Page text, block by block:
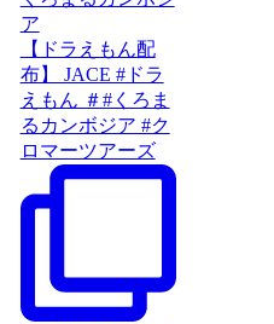
【ドラえもん配
布】 JACE #ドラ
えもん ＃#くろま
るカンボジア #ク
ロマーツアーズ